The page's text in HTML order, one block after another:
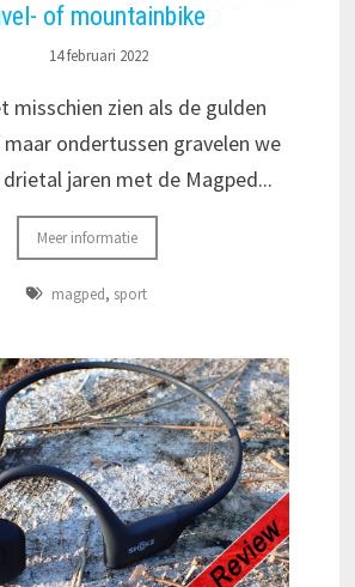
of mountainbike
14 februari 2022
misschien zien als de gulden
ondertussen gravelen we
jaren met de Magped...
Meer informatie
magped, sport